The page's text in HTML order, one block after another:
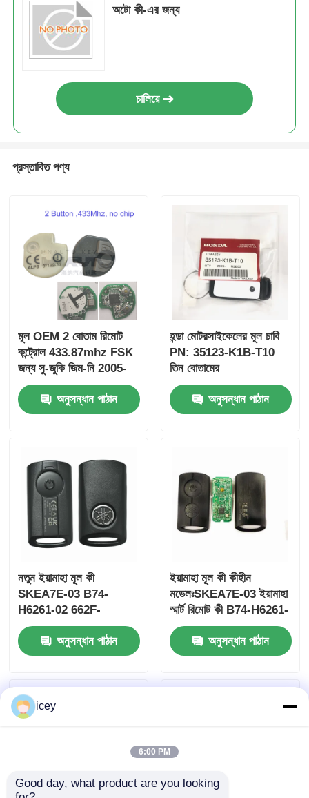
বাড়ি
ভিডিও
অটো কী-এর জন্য
চালিয়ে
প্রস্তাবিত পণ্য
মূল OEM 2 বোতাম রিমোট
কন্ট্রোল 433.87mhz FSK
জন্য সু-জুকি জিম-নি 2005-
2017 ছাড়া চিপ 37182-A7
শুধুমাত্র নিয়ন্ত্রণ জন্য পাইকারি
MOQ 50pcs
অনুসন্ধান পাঠান
হন্ডা মোটরসাইকেলের মূল চাবি
PN: 35123-K1B-T10
তিন বোতামের
FSK433.92MHz
ID47chip দূরবর্তী গাড়ির চাবি
অনুসন্ধান পাঠান
নতুন ইয়ামাহা মূল কী
SKEA7E-03 B74-
H6261-02 662F-
SKEA7D03
অনুসন্ধান পাঠান
ইয়ামাহা মূল কী কীহীন
মডেলঃSKEA7E-03 ইয়ামাহা
স্মার্ট রিমোট কী B74-H6261-
02/662F-SKEA7D03 এর
জন্য
অনুসন্ধান পাঠান
icey
6:00 PM
Good day, what product are you looking